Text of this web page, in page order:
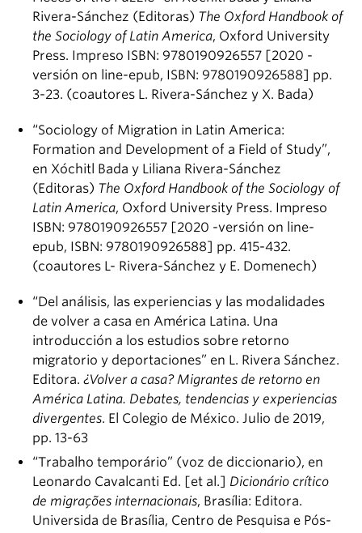
Rivera-Sánchez (Editoras) The Oxford Handbook of
the Sociology of Latin America, Oxford University
Press. Impreso ISBN: 9780190926557 [2020 -
versión on line-epub, ISBN: 9780190926588] pp.
3-23. (coautores L. Rivera-Sánchez y X. Bada)
“Sociology of Migration in Latin America:
Formation and Development of a Field of Study”,
en Xóchitl Bada y Liliana Rivera-Sánchez
(Editoras) The Oxford Handbook of the Sociology of
Latin America, Oxford University Press. Impreso
ISBN: 9780190926557 [2020 -versión on line-
epub, ISBN: 9780190926588] pp. 415-432.
(coautores L- Rivera-Sánchez y E. Domenech)
“Del análisis, las experiencias y las modalidades
de volver a casa en América Latina. Una
introducción a los estudios sobre retorno
migratorio y deportaciones” en L. Rivera Sánchez.
Editora. ¿Volver a casa? Migrantes de retorno en
América Latina. Debates, tendencias y experiencias
divergentes. El Colegio de México. Julio de 2019,
pp. 13-63
“Trabalho temporário” (voz de diccionario), en
Leonardo Cavalcanti Ed. [et al.] Dicionário crítico
de migrações internacionais, Brasília: Editora.
Universida de Brasília, Centro de Pesquisa e Pós-